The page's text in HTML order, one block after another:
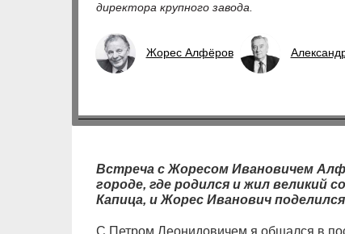
директора крупного завода.
Жорес Алфёров
Встреча с Жоресом Ивановичем
городе, где родился и жил великий
Капица, и Жорес Иванович
С Петром Леонидовичем я общался в